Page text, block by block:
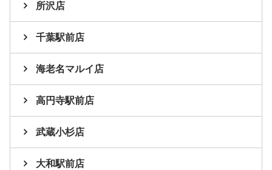
所沢店
千葉駅前店
海老名マルイ店
高円寺駅前店
武蔵小杉店
大和駅前店